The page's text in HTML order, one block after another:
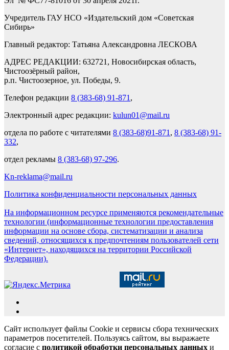
Учредитель ГАУ НСО «Издательский дом «Советская
Сибирь»
Главный редактор: Татьяна Александровна ЛЕСКОВА
АДРЕС РЕДАКЦИИ: 632721, Новосибирская область,
Чистоозёрный район,
р.п. Чистоозерное, ул. Победы, 9.
Телефон редакции 8 (383-68) 91-871 ,
Электронный адрес редакции: kulun01@mail.ru
отдела по работе с читателями 8 (383-68)91-871 , 8 (383-68) 91-
332,
отдел рекламы 8 (383-68) 97-296.
Kn-reklama@mail.ru
Политика конфиденциальности персональных данных
На информационном ресурсе применяются рекомендательные
технологии (информационные технологии предоставления
информации на основе сбора, систематизации и анализа
сведений, относящихся к предпочтениям пользователей сети
«Интернет», находящихся на территории Российской
Федерации).
Сайт использует файлы Cookie и сервисы сбора технических
параметров посетителей. Пользуясь сайтом, вы выражаете
согласие с политикой обработки персональных данных и